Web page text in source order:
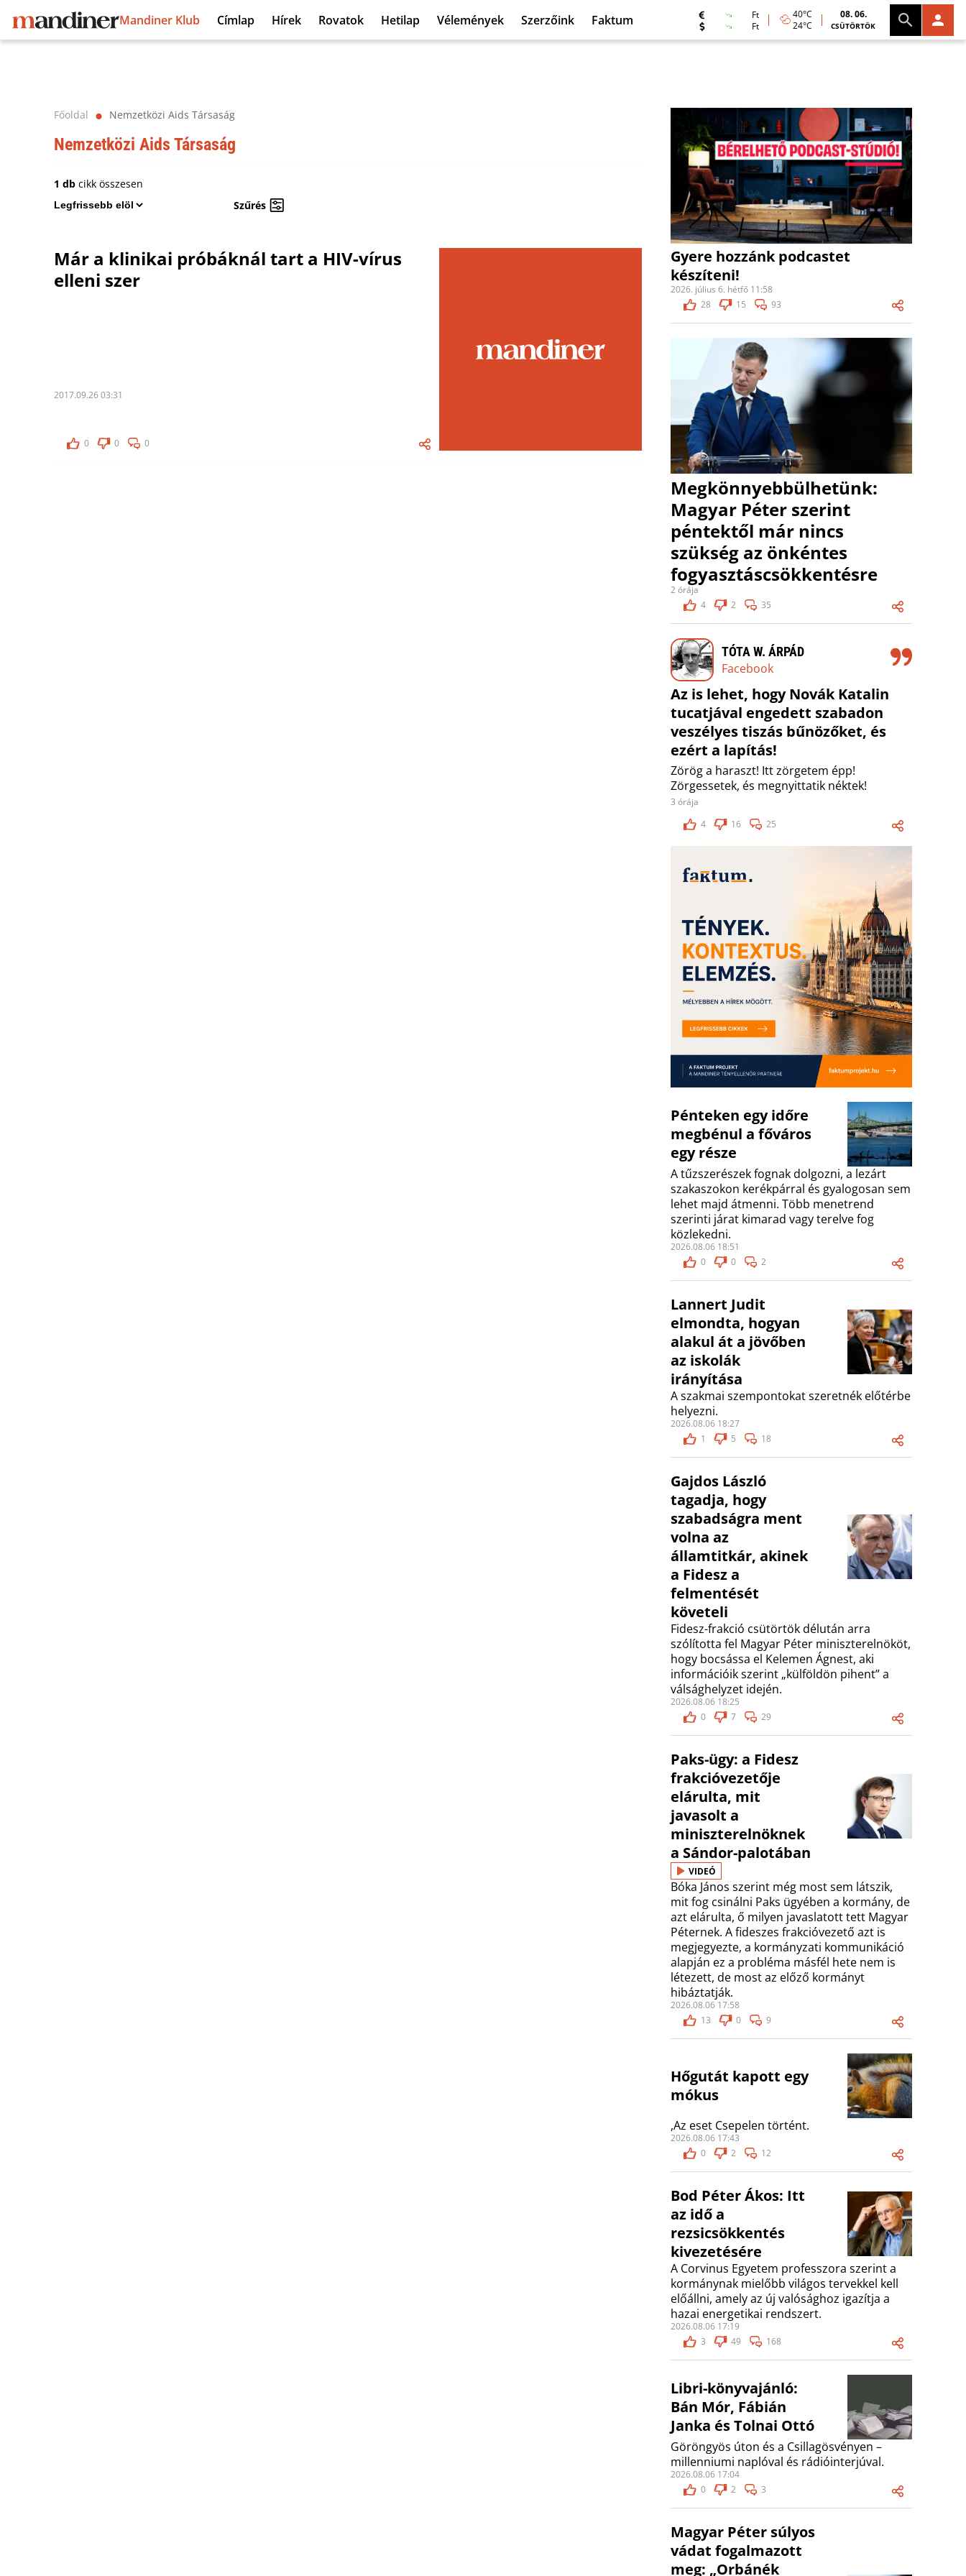
Mandiner Klub Címlap Hírek Rovatok Hetilap Vélemények Szerzőink Faktum
Ft
Ft
40°C
24°C
08. 06.
CSÜTÖRTÖK
Főoldal ⬤ Nemzetközi Aids Társaság
Nemzetközi Aids Társaság
1 db cikk összesen
Szűrés
Már a klinikai próbáknál tart a HIV-vírus
elleni szer
2017.09.26 03:31
0 0 0
Gyere hozzánk podcastet
készíteni!
2026. július 6. hétfő 11:58
28
15 93
Megkönnyebbülhetünk:
Magyar Péter szerint
péntektől már nincs
szükség az önkéntes
fogyasztáscsökkentésre
2 órája
4
2 35
TÓTA W. ÁRPÁD
Facebook
Az is lehet, hogy Novák Katalin
tucatjával engedett szabadon
veszélyes tiszás bűnözőket, és
ezért a lapítás!
Zörög a haraszt! Itt zörgetem épp!
Zörgessetek, és megnyittatik néktek!
3 órája
4
16 25
Pénteken egy időre
megbénul a főváros
egy része
A tűzszerészek fognak dolgozni, a lezárt
szakaszokon kerékpárral és gyalogosan sem
lehet majd átmenni. Több menetrend
szerinti járat kimarad vagy terelve fog
közlekedni.
2026.08.06 18:51
0
0 2
Lannert Judit
elmondta, hogyan
alakul át a jövőben
az iskolák
irányítása
A szakmai szempontokat szeretnék előtérbe
helyezni.
2026.08.06 18:27
1
5 18
Gajdos László
tagadja, hogy
szabadságra ment
volna az
államtitkár, akinek
a Fidesz a
felmentését
követeli
Fidesz-frakció csütörtök délután arra
szólította fel Magyar Péter miniszterelnököt,
hogy bocsássa el Kelemen Ágnest, aki
információik szerint „külföldön pihent” a
válsághelyzet idején.
2026.08.06 18:25
0
7 29
Paks-ügy: a Fidesz
frakcióvezetője
elárulta, mit
javasolt a
miniszterelnöknek
a Sándor-palotában
VIDEÓ
Bóka János szerint még most sem látszik,
mit fog csinálni Paks ügyében a kormány, de
azt elárulta, ő milyen javaslatott tett Magyar
Péternek. A fideszes frakcióvezető azt is
megjegyezte, a kormányzati kommunikáció
alapján ez a probléma másfél hete nem is
létezett, de most az előző kormányt
hibáztatják.
2026.08.06 17:58
13
0 9
Hőgutát kapott egy
mókus
,Az eset Csepelen történt.
2026.08.06 17:43
0
2 12
Bod Péter Ákos: Itt
az idő a
rezsicsökkentés
kivezetésére
A Corvinus Egyetem professzora szerint a
kormánynak mielőbb világos tervekkel kell
előállni, amely az új valósághoz igazítja a
hazai energetikai rendszert.
2026.08.06 17:19
3
49 168
Libri-könyvajánló:
Bán Mór, Fábián
Janka és Tolnai Ottó
Göröngyös úton és a Csillagösvényen –
millenniumi naplóval és rádióinterjúval.
2026.08.06 17:04
0
2 3
Magyar Péter súlyos
vádat fogalmazott
meg: „Orbánék